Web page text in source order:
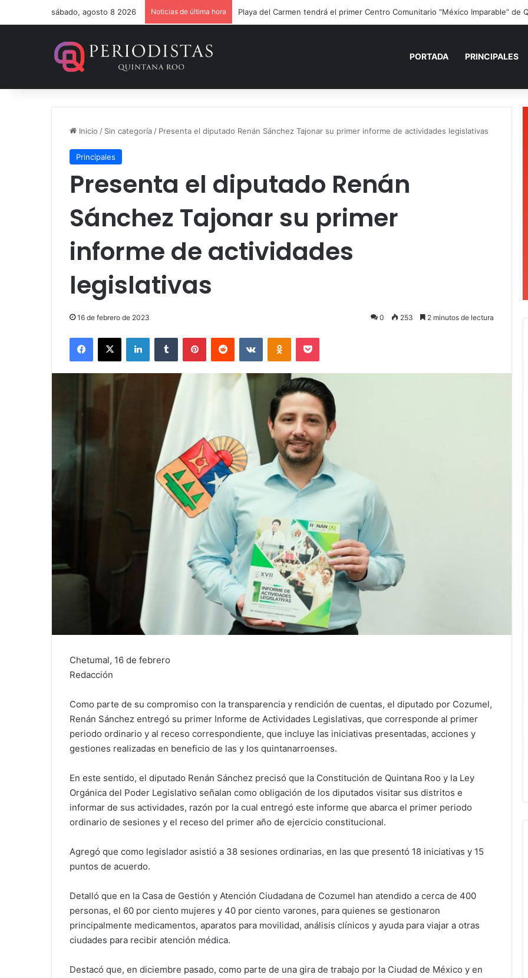
sábado, agosto 8 2026 Noticias de última hora Un verano para recordar: niñas y niños cierran con alegría el curso “Aventuras
PORTADA PRINCIPALES
Inicio / Sin categoría / Presenta el diputado Renán Sánchez Tajonar su primer informe de actividades legislativas
Principales
Presenta el diputado Renán
Sánchez Tajonar su primer
informe de actividades
legislativas
16 de febrero de 2023 0 253 2 minutos de lectura
Facebook
X LinkedInTumblr PinterestReddit VKontakteOdnoklassniki
Pocket
Chetumal, 16 de febrero
Redacción
Como parte de su compromiso con la transparencia y rendición de cuentas, el diputado por Cozumel,
Renán Sánchez entregó su primer Informe de Actividades Legislativas, que corresponde al primer
periodo ordinario y al receso correspondiente, que incluye las iniciativas presentadas, acciones y
gestiones realizadas en beneficio de las y los quintanarroenses.
En este sentido, el diputado Renán Sánchez precisó que la Constitución de Quintana Roo y la Ley
Orgánica del Poder Legislativo señalan como obligación de los diputados visitar sus distritos e
informar de sus actividades, razón por la cual entregó este informe que abarca el primer periodo
ordinario de sesiones y el receso del primer año de ejercicio constitucional.
Agregó que como legislador asistió a 38 sesiones ordinarias, en las que presentó 18 iniciativas y 15
puntos de acuerdo.
Detalló que en la Casa de Gestión y Atención Ciudadana de Cozumel han atendido a cerca de 400
personas, el 60 por ciento mujeres y 40 por ciento varones, para quienes se gestionaron
principalmente medicamentos, aparatos para movilidad, análisis clínicos y ayuda para viajar a otras
ciudades para recibir atención médica.
Destacó que, en diciembre pasado, como parte de una gira de trabajo por la Ciudad de México y en